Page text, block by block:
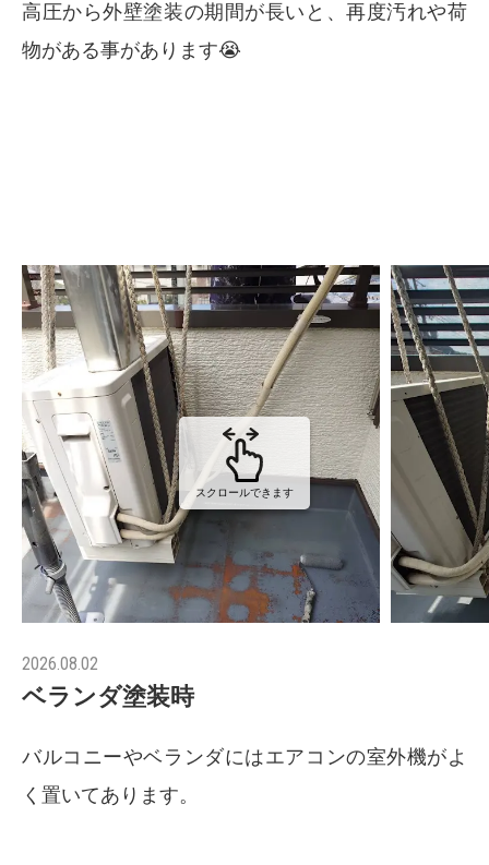
高圧から外壁塗装の期間が長いと、再度汚れや荷
物がある事があります😭
スクロールできます
2026.08.02
ベランダ塗装時
バルコニーやベランダにはエアコンの室外機がよ
く置いてあります。